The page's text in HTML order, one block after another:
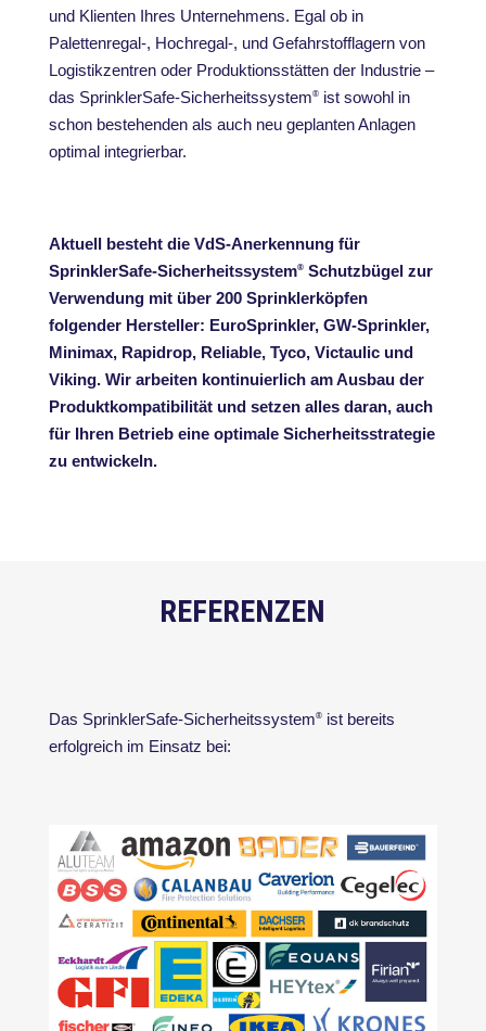
und Klienten Ihres Unternehmens. Egal ob in
Palettenregal-, Hochregal-, und Gefahrstofflagern von
Logistikzentren oder Produktionsstätten der Industrie –
das SprinklerSafe-Sicherheitssystem®ist sowohl in
schon bestehenden als auch neu geplanten Anlagen
optimal integrierbar.
Aktuell besteht die VdS-Anerkennung für
SprinklerSafe-Sicherheitssystem®Schutzbügel zur
Verwendung mit über 200 Sprinklerköpfen
folgender Hersteller: EuroSprinkler, GW-Sprinkler,
Minimax, Rapidrop, Reliable, Tyco, Victaulic und
Viking. Wir arbeiten kontinuierlich am Ausbau der
Produktkompatibilität und setzen alles daran, auch
für Ihren Betrieb eine optimale Sicherheitsstrategie
zu entwickeln.
REFERENZEN
Das SprinklerSafe-Sicherheitssystem®ist bereits
erfolgreich im Einsatz bei: